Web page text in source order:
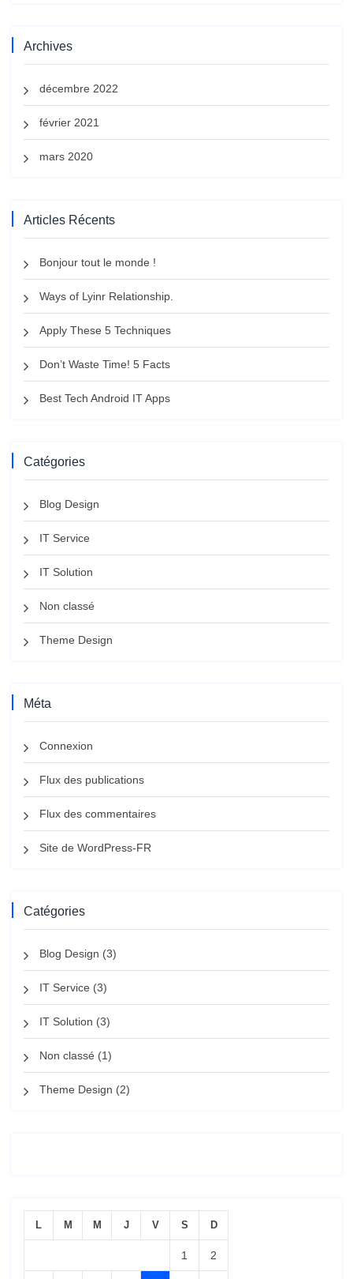
Archives
décembre 2022
février 2021
mars 2020
Articles Récents
Bonjour tout le monde !
Ways of Lyinr Relationship.
Apply These 5 Techniques
Don’t Waste Time! 5 Facts
Best Tech Android IT Apps
Catégories
Blog Design
IT Service
IT Solution
Non classé
Theme Design
Méta
Connexion
Flux des publications
Flux des commentaires
Site de WordPress-FR
Catégories
Blog Design (3)
IT Service (3)
IT Solution (3)
Non classé (1)
Theme Design (2)
L M M J V S D
1 2